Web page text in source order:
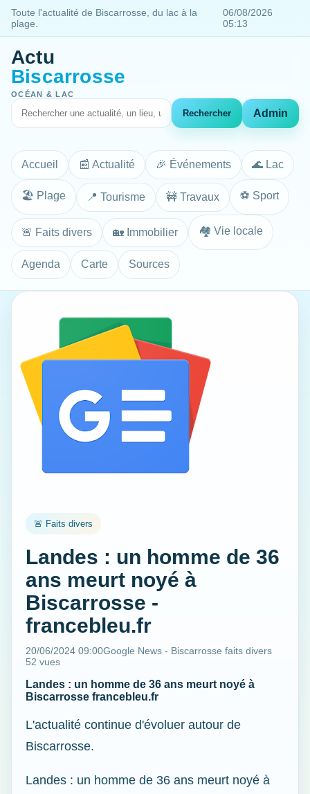
Toute l'actualité de Biscarrosse, du lac à la
plage.
06/08/2026
05:13
Actu
Biscarrosse
OCÉAN & LAC
Rechercher Admin
Accueil 📰 Actualité 🎉 Événements 🌊 Lac
🏖️ Plage 📍 Tourisme 🚧 Travaux ⚽ Sport
🚨 Faits divers 🏡 Immobilier 🏘️ Vie locale
Agenda Carte Sources
🚨 Faits divers
Landes : un homme de 36
ans meurt noyé à
Biscarrosse -
francebleu.fr
20/06/2024 09:00Google News - Biscarrosse faits divers
52 vues
Landes : un homme de 36 ans meurt noyé à
Biscarrosse francebleu.fr
L'actualité continue d'évoluer autour de
Biscarrosse.
Landes : un homme de 36 ans meurt noyé à